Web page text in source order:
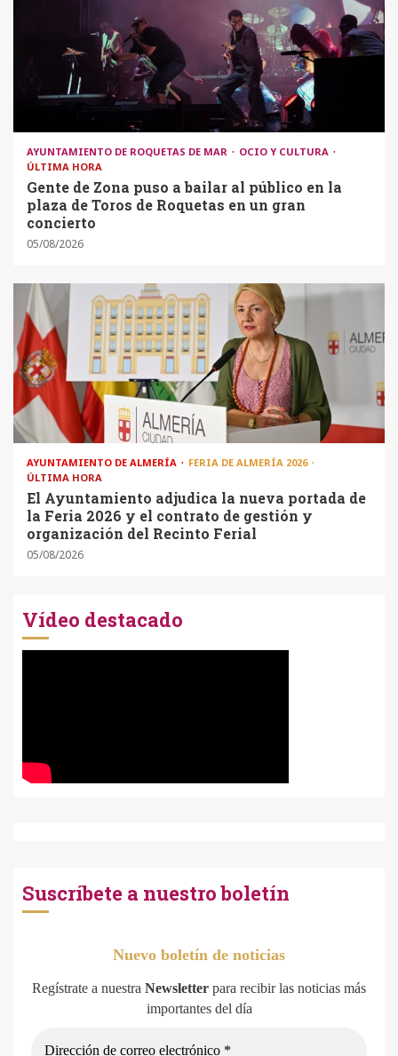
AYUNTAMIENTO DE ROQUETAS DE MAR
OCIO Y CULTURA
ÚLTIMA HORA
Gente de Zona puso a bailar al público en la
plaza de Toros de Roquetas en un gran
concierto
05/08/2026
AYUNTAMIENTO DE ALMERÍA
FERIA DE ALMERÍA 2026
ÚLTIMA HORA
El Ayuntamiento adjudica la nueva portada de
la Feria 2026 y el contrato de gestión y
organización del Recinto Ferial
05/08/2026
Vídeo destacado
Suscríbete a nuestro boletín
Nuevo boletín de noticias
Regístrate a nuestra Newsletter para recibir las noticias más
importantes del día